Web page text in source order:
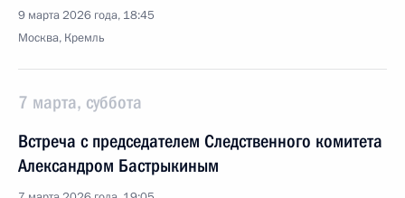
9 марта 2026 года, 18:45
Москва, Кремль
7 марта, суббота
Встреча с председателем Следственного комитета
Александром Бастрыкиным